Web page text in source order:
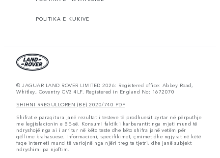
POLITIKA E KUKIVE
© JAGUAR LAND ROVER LIMITED 2026: Registered office: Abbey Road,
Whitley, Coventry CV3 4LF. Registered in England No: 1672070
SHIHNI RREGULLOREN (BE) 2020/740 PDF
Shifrat e paraqitura janë rezultat i testeve të prodhuesit zyrtar në përputhje
me legjislacionin e BE-së. Konsumi faktik i karburantit nga mjeti mund të
ndryshojë nga ai i arritur në këto teste dhe këto shifra janë vetëm për
qëllime krahasuese. Informacioni, specifikimet, çmimet dhe ngjyrat në këtë
faqe interneti mund të variojnë nga njëri treg te tjetri, dhe janë subjekt
ndryshimi pa njoftim.